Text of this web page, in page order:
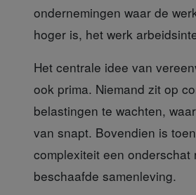
ondernemingen waar de
hoger is, het werk
Het centrale idee van
ook prima. Niemand zit op
belastingen te wachten,
van snapt. Bovendien is
complexiteit een onderschat
beschaafde samenleving.